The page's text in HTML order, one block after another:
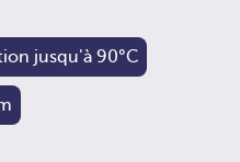
jusqu'à 90°C